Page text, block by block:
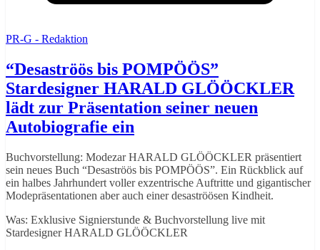
PR-G - Redaktion
“Desaströös bis POMPÖÖS”
Stardesigner HARALD GLÖÖCKLER
lädt zur Präsentation seiner neuen
Autobiografie ein
Buchvorstellung: Modezar HARALD GLÖÖCKLER präsentiert
sein neues Buch “Desaströös bis POMPÖÖS”. Ein Rückblick auf
ein halbes Jahrhundert voller exzentrische Auftritte und gigantischer
Modepräsentationen aber auch einer desaströösen Kindheit.
Was: Exklusive Signierstunde & Buchvorstellung live mit
Stardesigner HARALD GLÖÖCKLER